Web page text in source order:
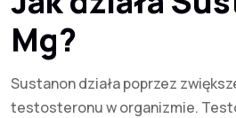
Mg?
Sustanon działa poprzez
testosteronu w organizmie.